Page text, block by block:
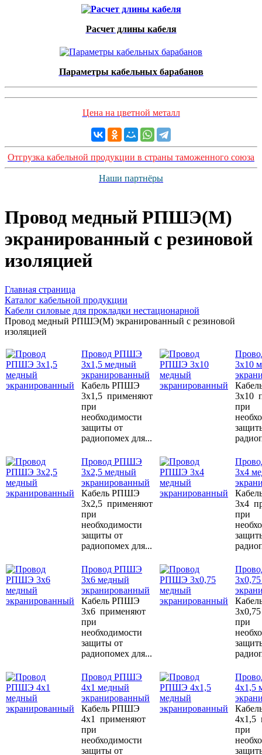
Расчет длины кабеля
Параметры кабельных барабанов
Цена на цветной металл
Отгрузка кабельной продукции в страны таможенного союза
Наши партнёры
Провод медный РПШЭ(М)
экранированный с резиновой
изоляцией
Главная страница
Каталог кабельной продукции
Кабели силовые для прокладки нестационарной
Провод медный РПШЭ(М) экранированный с резиновой
изоляцией
Провод РПШЭ
3x1,5 медный
экранированный
Кабель РПШЭ
3x1,5 применяют
при
необходимости
защиты от
радиопомех для...
3x10
3x10
при
Провод РПШЭ
3x2,5 медный
экранированный
Кабель РПШЭ
3x2,5 применяют
при
необходимости
защиты от
радиопомех для...
3x4
3x4
при
Провод РПШЭ
3x6 медный
экранированный
Кабель РПШЭ
3x6 применяют
при
необходимости
защиты от
радиопомех для...
при
Провод РПШЭ
4x1 медный
экранированный
Кабель РПШЭ
4x1 применяют
при
необходимости
защиты от
4x1,5
4x1,5
при